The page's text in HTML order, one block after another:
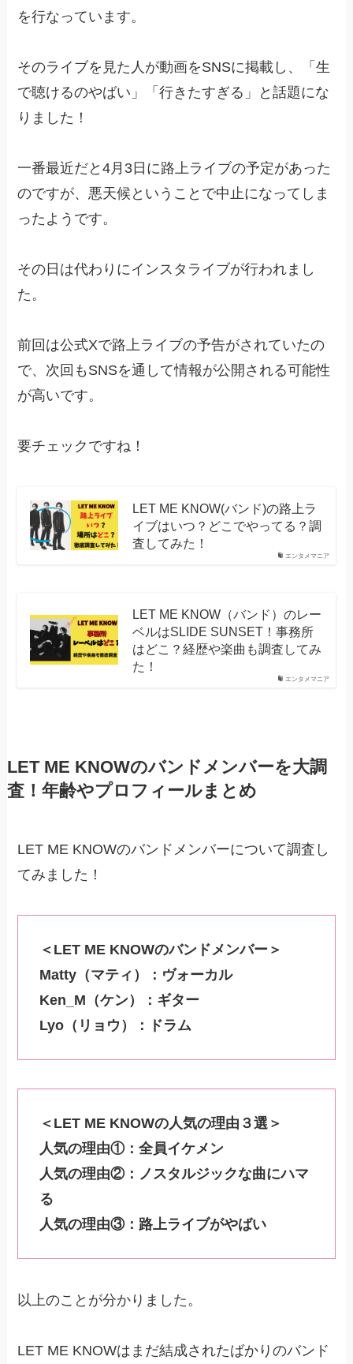
を行なっています。
そのライブを見た人が動画をSNSに掲載し、「生
で聴けるのやばい」「行きたすぎる」と話題にな
りました！
一番最近だと4月3日に路上ライブの予定があった
のですが、悪天候ということで中止になってしま
ったようです。
その日は代わりにインスタライブが行われまし
た。
前回は公式Xで路上ライブの予告がされていたの
で、次回もSNSを通して情報が公開される可能性
が高いです。
要チェックですね！
エンタメマニア
LET ME KNOW(バンド)の路上ラ
イブはいつ？どこでやってる？調
査してみた！
エンタメマニア
LET ME KNOW（バンド）のレー
ベルはSLIDE SUNSET！事務所
はどこ？経歴や楽曲も調査してみ
た！
LET ME KNOWのバンドメンバーを大調
査！年齢やプロフィールまとめ
LET ME KNOWのバンドメンバーについて調査し
てみました！
＜LET ME KNOWのバンドメンバー＞
Matty（マティ）：ヴォーカル
Ken_M（ケン）：ギター
Lyo（リョウ）：ドラム
＜LET ME KNOWの人気の理由３選＞
人気の理由①：全員イケメン
人気の理由②：ノスタルジックな曲にハマ
る
人気の理由③：路上ライブがやばい
以上のことが分かりました。
LET ME KNOWはまだ結成されたばかりのバンド